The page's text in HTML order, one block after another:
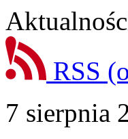
RSS
7 sierpnia